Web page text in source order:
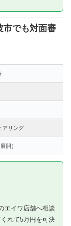
でも対面審
アリング
開）
エイワ店舗へ相談
れて5万円を可決